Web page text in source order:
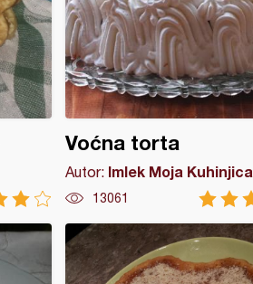
Voćna torta
Autor: Imlek Moja Kuhinjica
13061